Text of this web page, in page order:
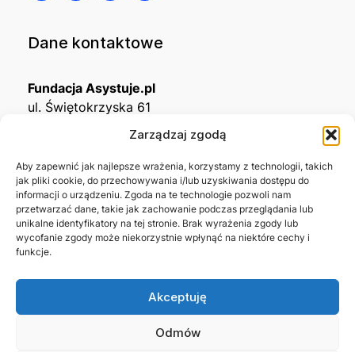
Zarządzaj zgodą
Aby zapewnić jak najlepsze wrażenia, korzystamy z technologii, takich
jak pliki cookie, do przechowywania i/lub uzyskiwania dostępu do
informacji o urządzeniu. Zgoda na te technologie pozwoli nam
przetwarzać dane, takie jak zachowanie podczas przeglądania lub
unikalne identyfikatory na tej stronie. Brak wyrażenia zgody lub
wycofanie zgody może niekorzystnie wpłynąć na niektóre cechy i
funkcje.
Akceptuję
Odmów
Dane kontaktowe
Fundacja Asystuje.pl
ul. Świętokrzyska 61
KRS0001215994
NIP5492488380
REGON543667703
Nr konta bankowego